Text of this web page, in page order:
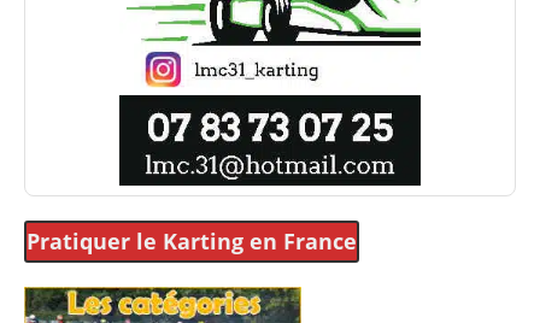
Pratiquer le Karting en France